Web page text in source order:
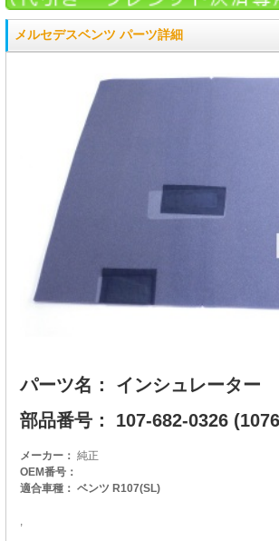
メルセデスベンツ パーツ詳細
パーツ名： インシュレーター
部品番号： 107-682-0326
メーカー： 純正
OEM番号：
適合車種： ベンツ R107(SL)